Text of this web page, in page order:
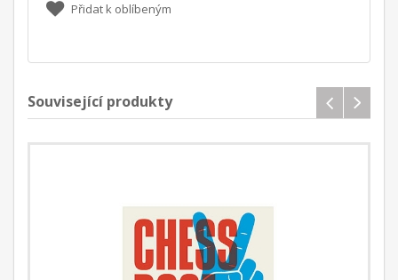
Přidat k oblíbeným
Související produkty